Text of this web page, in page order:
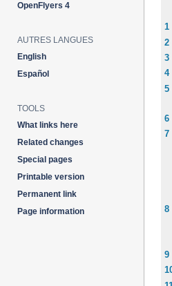
toto
1
2
3
4
5
6
7
8
9
OpenFlyers 4
AUTRES LANGUES
English
Español
TOOLS
What links here
Related changes
Special pages
Printable version
Permanent link
Page information